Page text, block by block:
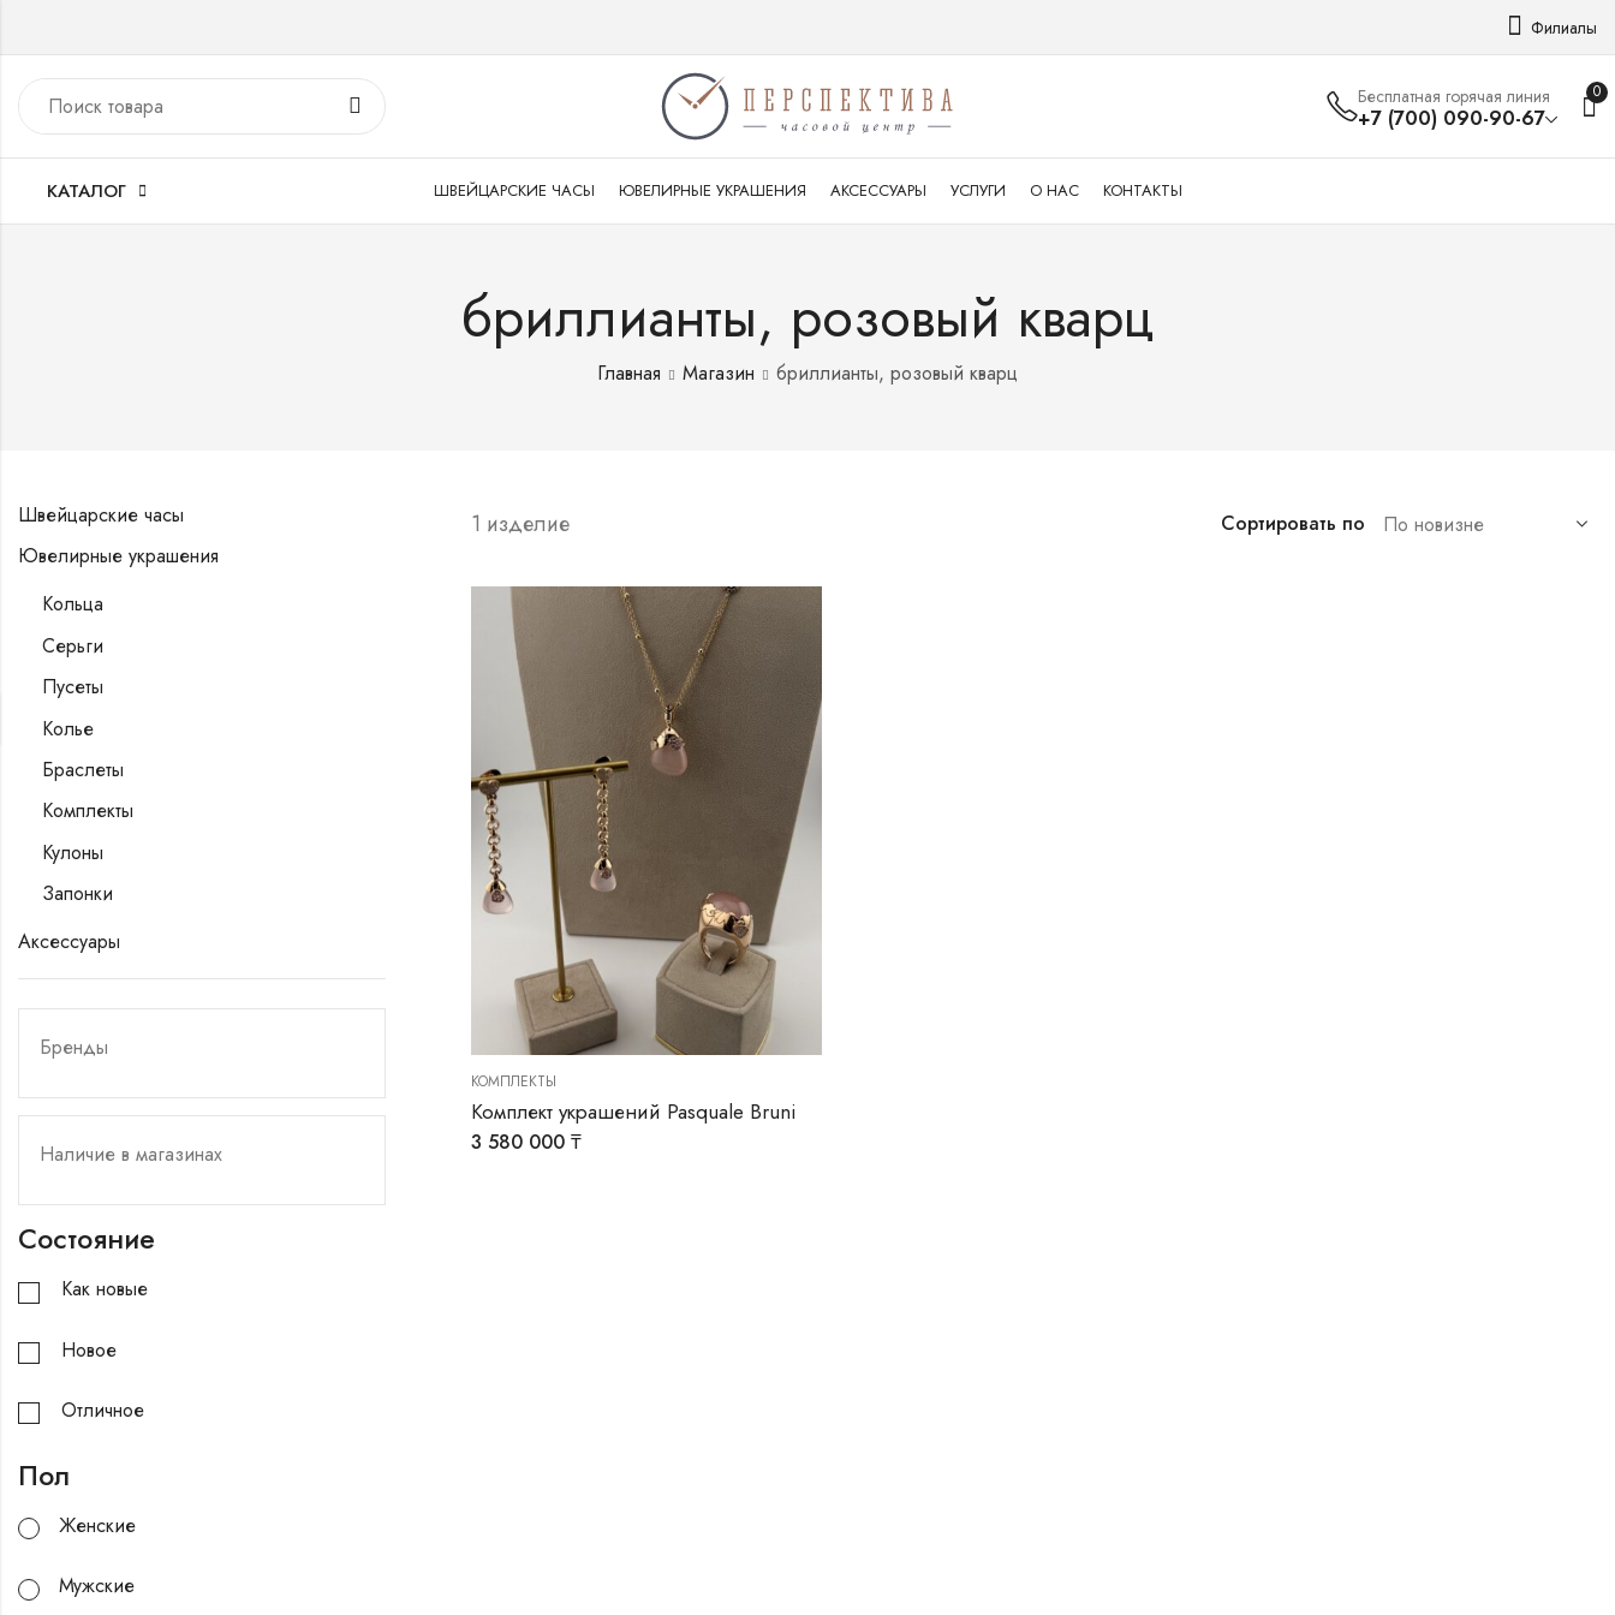
Филиалы
Бесплатная горячая линия
+7 (700) 090-90-67
0
КАТАЛОГ ШВЕЙЦАРСКИЕ ЧАСЫ ЮВЕЛИРНЫЕ УКРАШЕНИЯ АКСЕССУАРЫ УСЛУГИ О НАС КОНТАКТЫ
бриллианты, розовый кварц
Главная Магазин бриллианты, розовый кварц
1 изделие Сортировать по
КОМПЛЕКТЫ
Комплект украшений Pasquale Bruni
3 580 000 ₸
Швейцарские часы
Ювелирные украшения
Кольца
Серьги
Пусеты
Колье
Браслеты
Комплекты
Кулоны
Запонки
Аксессуары
Состояние
Как новые
Новое
Отличное
Пол
Женские
Мужские